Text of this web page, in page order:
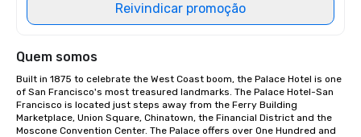
Reivindicar promoção
Quem somos
Built in 1875 to celebrate the West Coast boom, the Palace Hotel is one
of San Francisco's most treasured landmarks. The Palace Hotel-San
Francisco is located just steps away from the Ferry Building
Marketplace, Union Square, Chinatown, the Financial District and the
Moscone Convention Center. The Palace offers over One Hundred and